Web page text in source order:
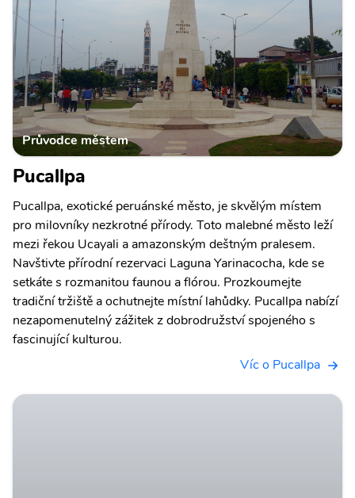
Průvodce městem
Pucallpa
Pucallpa, exotické peruánské město, je skvělým místem
pro milovníky nezkrotné přírody. Toto malebné město leží
mezi řekou Ucayali a amazonským deštným pralesem.
Navštivte přírodní rezervaci Laguna Yarinacocha, kde se
setkáte s rozmanitou faunou a flórou. Prozkoumejte
tradiční tržiště a ochutnejte místní lahůdky. Pucallpa nabízí
nezapomenutelný zážitek z dobrodružství spojeného s
fascinující kulturou.
Víc o Pucallpa